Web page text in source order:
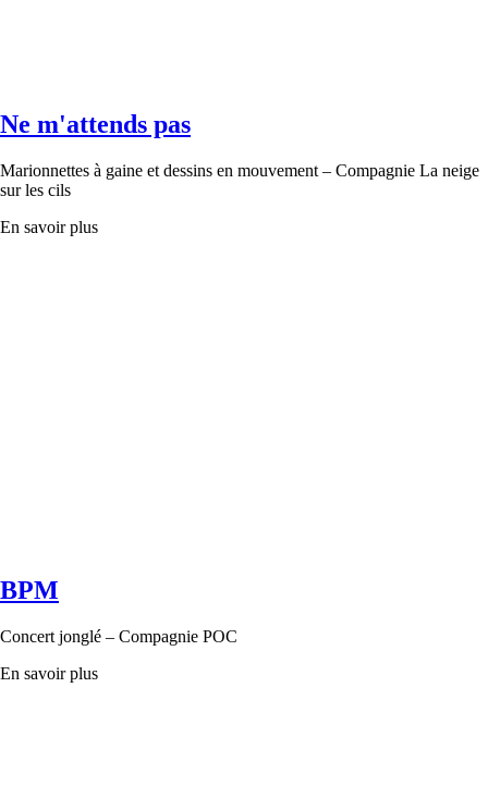
Ne m'attends pas
Marionnettes à gaine et dessins en mouvement – Compagnie La neige
sur les cils
En savoir plus
BPM
Concert jonglé – Compagnie POC
En savoir plus